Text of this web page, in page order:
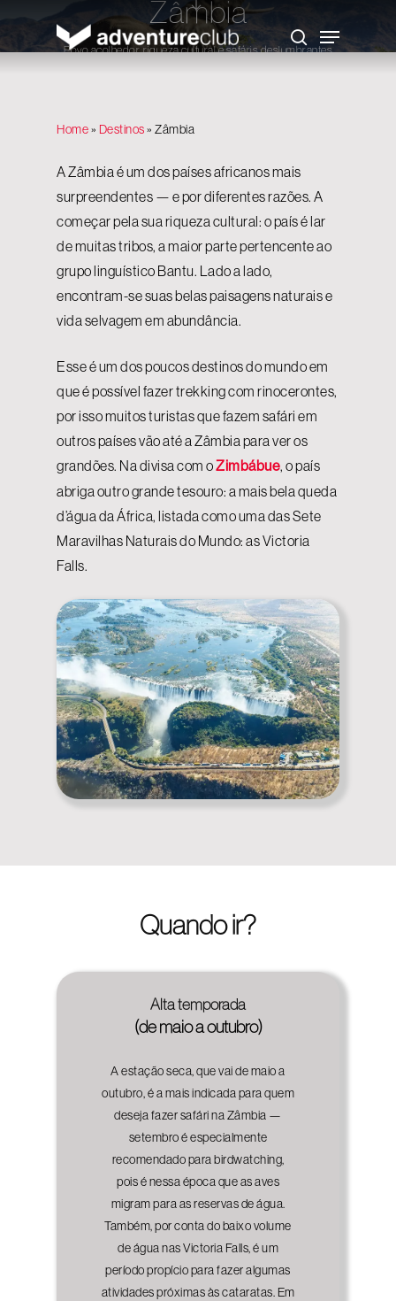
content
search
Menu
Zâmbia
Povo acolhedor, riqueza cultural e safáris deslumbrantes
Home» Destinos» Zâmbia
A Zâmbia é um dos países africanos mais
surpreendentes — e por diferentes razões. A
começar pela sua riqueza cultural: o país é lar
de muitas tribos, a maior parte pertencente ao
grupo linguístico Bantu. Lado a lado,
encontram-se suas belas paisagens naturais e
vida selvagem em abundância.
Esse é um dos poucos destinos do mundo em
que é possível fazer trekking com rinocerontes,
por isso muitos turistas que fazem safári em
outros países vão até a Zâmbia para ver os
grandões. Na divisa com oZimbábue, o país
abriga outro grande tesouro: a mais bela queda
d’água da África, listada como uma das Sete
Maravilhas Naturais do Mundo: as Victoria
Falls.
Quando ir?
Alta temporada
(de maio a outubro)
A estação seca, que vai de maio a
outubro, é a mais indicada para quem
deseja fazer safári na Zâmbia —
setembro é especialmente
recomendado para birdwatching,
pois é nessa época que as aves
migram para as reservas de água.
Também, por conta do baixo volume
de água nas Victoria Falls, é um
período propício para fazer algumas
atividades próximas às cataratas. Em